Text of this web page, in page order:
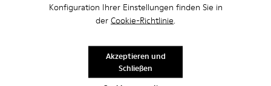
Konfiguration Ihrer Einstellungen finden Sie in
der Cookie-Richtlinie.
Akzeptieren und
Schließen
Tormenta - A500013-008 - Weißer Textil-Sneaker
Tormenta - A500013-028
Tormenta - A500013-027
Tormenta - A500013-026
Tormenta - A500013-025
TOSSU - A500005-002 -